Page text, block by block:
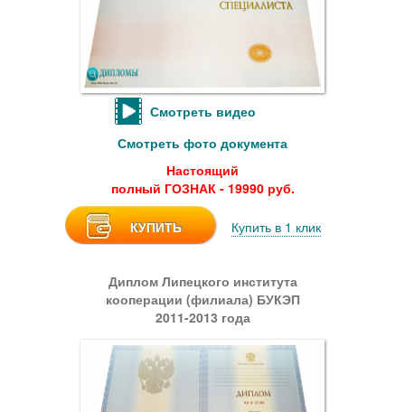
Смотреть видео
Смотреть фото документа
Настоящий
полный ГОЗНАК - 19990 руб.
КУПИТЬ Купить в 1 клик
Диплом Липецкого института
кооперации (филиала) БУКЭП
2011-2013 года